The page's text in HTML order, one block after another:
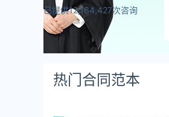
已提供12,164,427次咨询
热门合同范本